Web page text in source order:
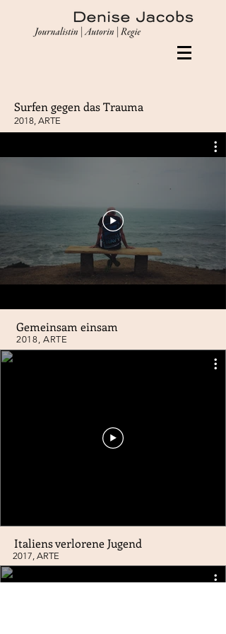
Surfen gegen das Trauma
2018, ARTE
Gemeinsam einsam
2018, ARTE
Italiens verlorene Jugend
2017, ARTE